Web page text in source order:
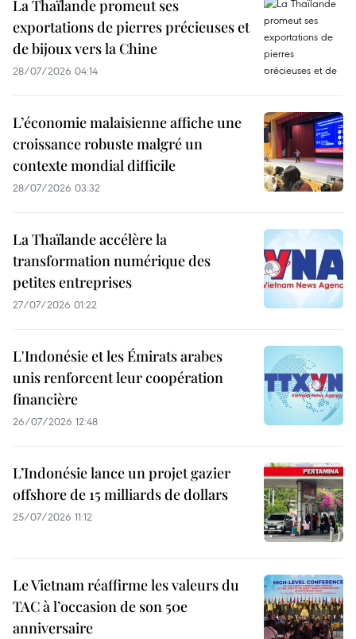
La Thaïlande promeut ses
exportations de pierres précieuses et
de bijoux vers la Chine
28/07/2026 04:14
L’économie malaisienne affiche une
croissance robuste malgré un
contexte mondial difficile
28/07/2026 03:32
La Thaïlande accélère la
transformation numérique des
petites entreprises
27/07/2026 01:22
L'Indonésie et les Émirats arabes
unis renforcent leur coopération
financière
26/07/2026 12:48
L’Indonésie lance un projet gazier
offshore de 15 milliards de dollars
25/07/2026 11:12
Le Vietnam réaffirme les valeurs du
TAC à l’occasion de son 50e
anniversaire